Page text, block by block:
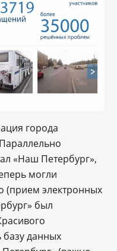
города
«Наш Петербург»,
могли
(прием электронных
был
базу данных